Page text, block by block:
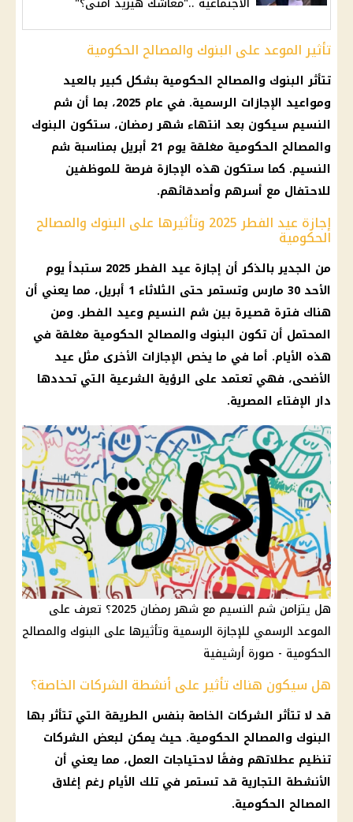
تأثير الموعد على البنوك والمصالح الحكومية
تتأثر البنوك والمصالح الحكومية بشكل كبير بالعيد
ومواعيد الإجازات الرسمية. في عام 2025، بما أن شم
النسيم سيكون بعد انتهاء شهر رمضان، ستكون البنوك
والمصالح الحكومية مغلقة يوم 21 أبريل بمناسبة شم
النسيم. كما ستكون هذه الإجازة فرصة للموظفين
للاحتفال مع أسرهم وأصدقائهم.
إجازة عيد الفطر 2025 وتأثيرها على البنوك والمصالح
الحكومية
من الجدير بالذكر أن إجازة عيد الفطر 2025 ستبدأ يوم
الأحد 30 مارس وتستمر حتى الثلاثاء 1 أبريل، مما يعني أن
هناك فترة قصيرة بين شم النسيم وعيد الفطر. ومن
المحتمل أن تكون البنوك والمصالح الحكومية مغلقة في
هذه الأيام. أما في ما يخص الإجازات الأخرى مثل عيد
الأضحى، فهي تعتمد على الرؤية الشرعية التي تحددها
دار الإفتاء المصرية.
هل يتزامن شم النسيم مع شهر رمضان 2025؟ تعرف على
الموعد الرسمي للإجازة الرسمية وتأثيرها على البنوك والمصالح
الحكومية - صورة أرشيفية
هل سيكون هناك تأثير على أنشطة الشركات الخاصة؟
قد لا تتأثر الشركات الخاصة بنفس الطريقة التي تتأثر بها
البنوك والمصالح الحكومية. حيث يمكن لبعض الشركات
تنظيم عطلاتهم وفقًا لاحتياجات العمل، مما يعني أن
الأنشطة التجارية قد تستمر في تلك الأيام رغم إغلاق
المصالح الحكومية.